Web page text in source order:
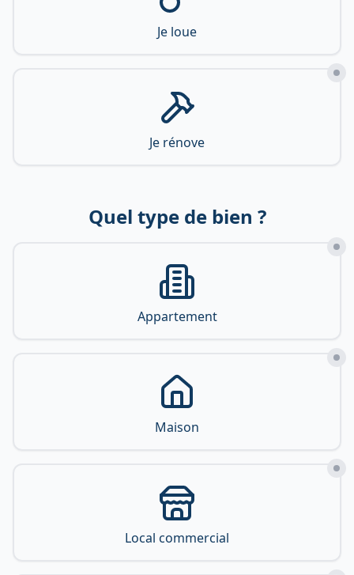
Je loue
Je rénove
Quel type de bien ?
Appartement
Maison
Local commercial